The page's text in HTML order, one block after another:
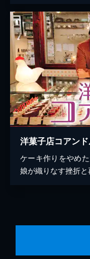
洋菓子店コアン
ケーキ作りをやめ
娘が織りなす挫折